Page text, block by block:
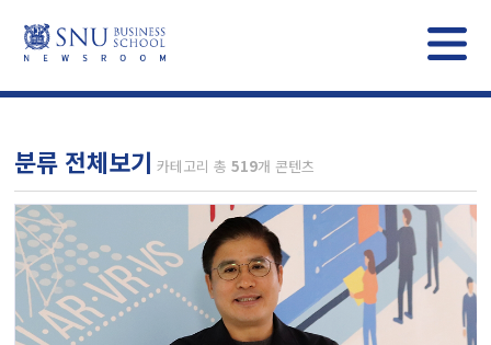
분류 전체보기 카테고리 총519개 콘텐츠